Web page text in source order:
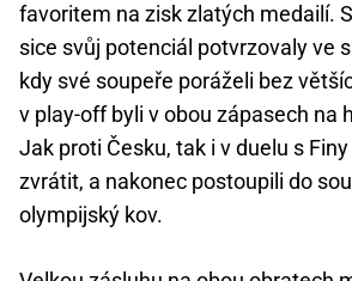
favoritem na zisk zlatých medailí.
sice svůj potenciál potvrzovaly ve
kdy své soupeře poráželi bez
v play-off byli v obou zápasech na
Jak proti Česku, tak i v duelu s
zvrátit, a nakonec postoupili do
olympijský kov.